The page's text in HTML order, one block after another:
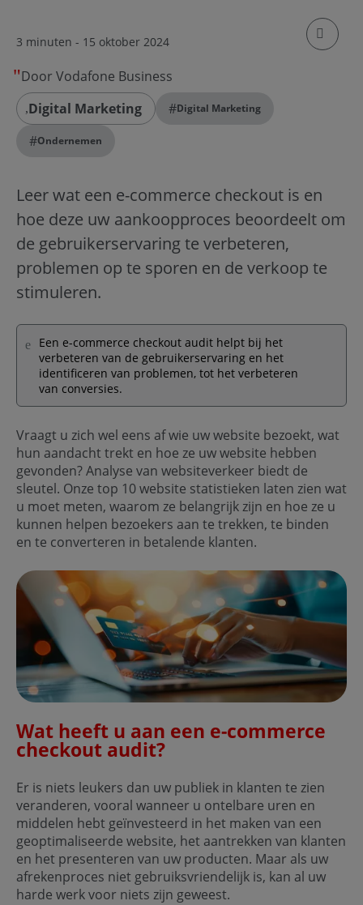
3 minuten - 15 oktober 2024
klik om
Door Vodafone Business
Digital Marketing
#Digital Marketing
#Ondernemen
Leer wat een e-commerce checkout is en
hoe deze uw aankoopproces beoordeelt om
de gebruikerservaring te verbeteren,
problemen op te sporen en de verkoop te
stimuleren.
Een e-commerce checkout audit helpt bij het
verbeteren van de gebruikerservaring en het
identificeren van problemen, tot het verbeteren
van conversies.
Vraagt u zich wel eens af wie uw website bezoekt, wat
hun aandacht trekt en hoe ze uw website hebben
gevonden? Analyse van websiteverkeer biedt de
sleutel. Onze top 10 website statistieken laten zien wat
u moet meten, waarom ze belangrijk zijn en hoe ze u
kunnen helpen bezoekers aan te trekken, te binden
en te converteren in betalende klanten.
Wat heeft u aan een e-commerce
checkout audit?
Er is niets leukers dan uw publiek in klanten te zien
veranderen, vooral wanneer u ontelbare uren en
middelen hebt geïnvesteerd in het maken van een
geoptimaliseerde website, het aantrekken van klanten
en het presenteren van uw producten. Maar als uw
afrekenproces niet gebruiksvriendelijk is, kan al uw
harde werk voor niets zijn geweest.